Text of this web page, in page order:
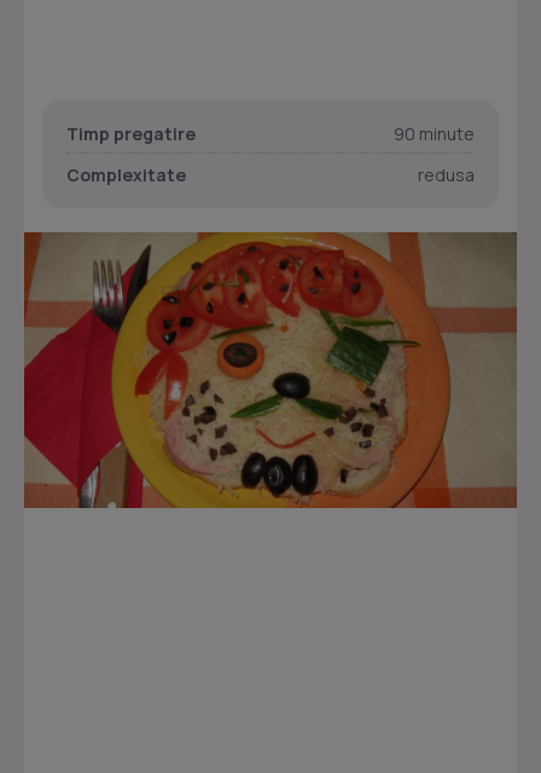
Timp pregatire
90 minute
Complexitate
redusa